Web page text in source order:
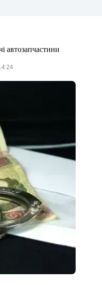
автозапчастини